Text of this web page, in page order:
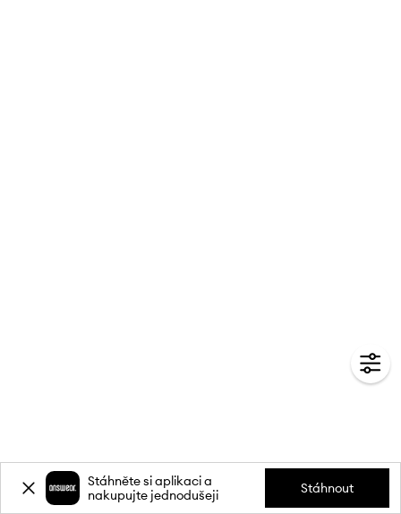
Stáhněte si aplikaci a
nakupujte jednodušeji
Stáhnout